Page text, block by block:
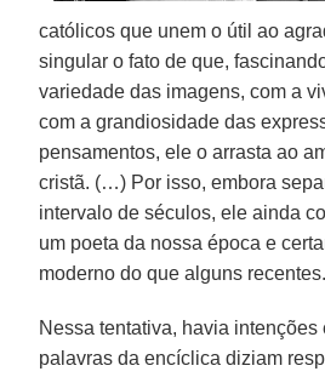
católicos que unem o útil ao
singular o fato de que,
variedade das imagens, com a
com a grandiosidade das
pensamentos, ele o arrasta ao
cristã. (…) Por isso, embora
intervalo de séculos, ele ainda
um poeta da nossa época e
moderno do que alguns
Nessa tentativa, havia intenções
palavras da encíclica diziam